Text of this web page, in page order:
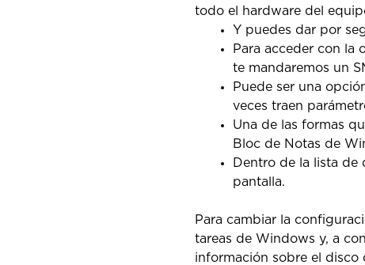
todo el hardware del
Y puedes dar por
Para acceder con la
te mandaremos un
Puede ser una
veces traen
Una de las formas
Bloc de Notas de
Dentro de la lista de
pantalla.
Para cambiar la
tareas de Windows y, a
información sobre el disco